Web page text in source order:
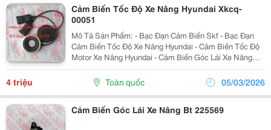
Cảm Biến Tốc Độ Xe Nâng Hyundai Xkcq-
00051
Mô Tả Sản Phẩm: - Bạc Đạn Cảm Biến Skf - Bạc Đạn
Cảm Biến Tốc Độ Xe Nâng Hyundai - Cảm Biến Tốc Độ
Motor Xe Nâng Hyundai - Cảm Biến Góc Lái Xe Nâng
Hyundai - Sensor Cảm Biến Tốc Độ Xe Nâng Hyundai
4 triệu Toàn quốc 05/03/2026
Cảm Biến Góc Lái Xe Nâng Bt 225569